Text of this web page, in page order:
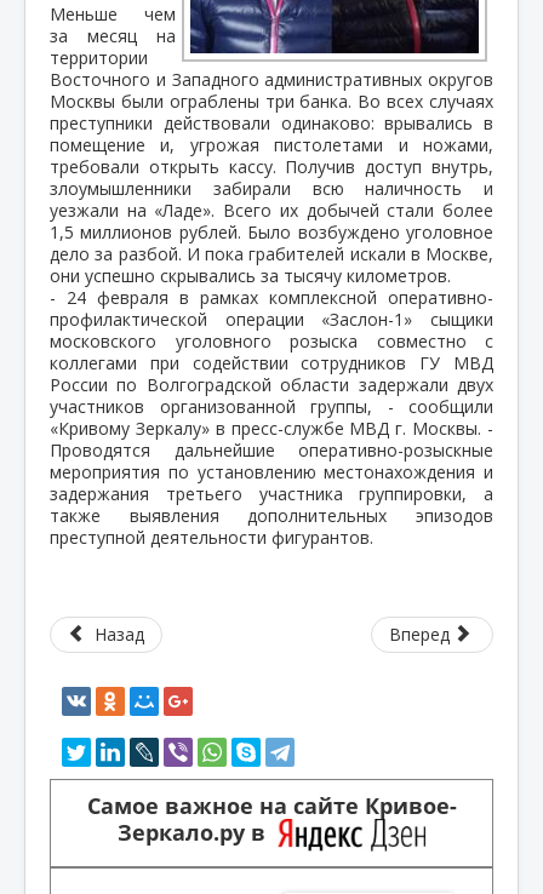
Меньше чем
за месяц на
территории
Восточного и Западного административных округов
Москвы были ограблены три банка. Во всех случаях
преступники действовали одинаково: врывались в
помещение и, угрожая пистолетами и ножами,
требовали открыть кассу. Получив доступ внутрь,
злоумышленники забирали всю наличность и
уезжали на «Ладе». Всего их добычей стали более
1,5 миллионов рублей. Было возбуждено уголовное
дело за разбой. И пока грабителей искали в Москве,
они успешно скрывались за тысячу километров.
- 24 февраля в рамках комплексной оперативно-
профилактической операции «Заслон-1» сыщики
московского уголовного розыска совместно с
коллегами при содействии сотрудников ГУ МВД
России по Волгоградской области задержали двух
участников организованной группы, - сообщили
«Кривому Зеркалу» в пресс-службе МВД г. Москвы. -
Проводятся дальнейшие оперативно-розыскные
мероприятия по установлению местонахождения и
задержания третьего участника группировки, а
также выявления дополнительных эпизодов
преступной деятельности фигурантов.
Назад Вперед
Самое важное на сайте Кривое-
Зеркало.ру в